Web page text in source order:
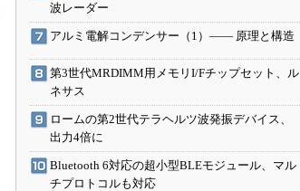
波レーダー
アルミ電解コンデンサー（1）―― 原理と構造
第3世代MRDIMM用メモリI/Fチップセット、ル
ネサス
ロームの第2世代テラヘルツ波発振デバイス、
出力4倍に
Bluetooth 6対応の超小型BLEモジュール、マル
チプロトコルも対応